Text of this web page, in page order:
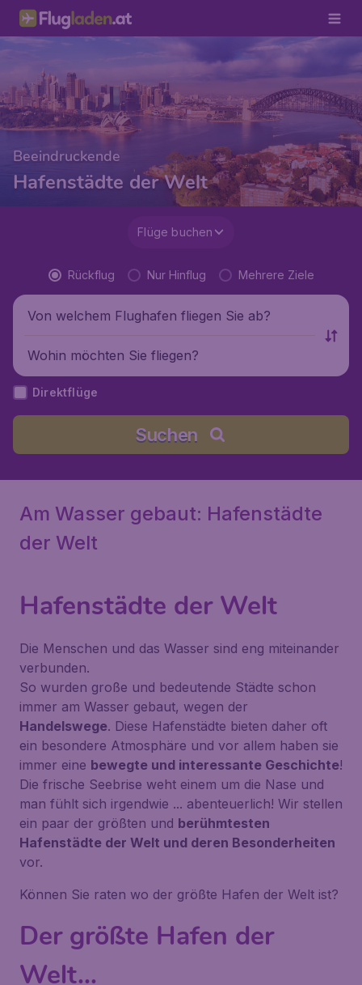
Beeindruckende
Hafenstädte der Welt
Flüge buchen
Rückflug Nur Hinflug Mehrere Ziele
Von welchem Flughafen fliegen Sie ab?
Wohin möchten Sie fliegen?
Direktflüge
Suchen
Am Wasser gebaut: Hafenstädte
der Welt
Hafenstädte der Welt
Die Menschen und das Wasser sind eng miteinander
verbunden.
So wurden große und bedeutende Städte schon
immer am Wasser gebaut, wegen der
Handelswege. Diese Hafenstädte bieten daher oft
ein besondere Atmosphäre und vor allem haben sie
immer eine bewegte und interessante Geschichte!
Die frische Seebrise weht einem um die Nase und
man fühlt sich irgendwie ... abenteuerlich! Wir stellen
ein paar der größten und berühmtesten
Hafenstädte der Welt und deren Besonderheiten
vor.
Können Sie raten wo der größte Hafen der Welt ist?
Der größte Hafen der
Welt...